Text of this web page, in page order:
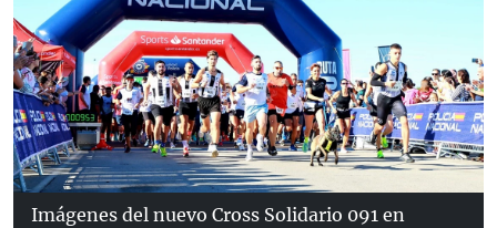
Imágenes del nuevo Cross Solidario 091 en